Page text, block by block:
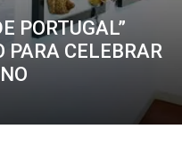
PORTUGAL”
PARA CELEBRAR